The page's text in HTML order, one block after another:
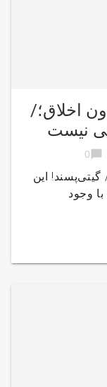
اخلاق؛/
نیست
chat_bubble
0
این
وجود